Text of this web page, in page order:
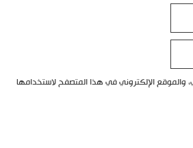
والموقع الإلكتروني في هذا المتصفح لاستخدامها